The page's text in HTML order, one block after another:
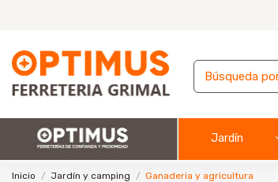
Jardín
Inicio Jardín y camping Ganaderia y agricultura